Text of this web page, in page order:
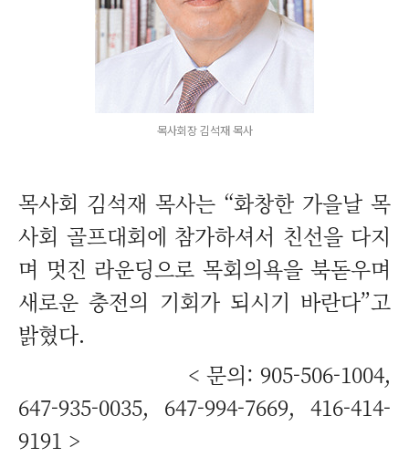
목사회장 김석재 목사
목사회 김석재 목사는 “화창한 가을날 목
사회 골프대회에 참가하셔서 친선을 다지
며 멋진 라운딩으로 목회의욕을 북돋우며
새로운 충전의 기회가 되시기 바란다”고
밝혔다.
< 문의: 905-506-1004,
647-935-0035, 647-994-7669, 416-414-
9191 >